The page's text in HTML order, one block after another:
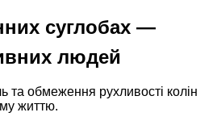
суглобах —
людей
та обмеження рухливості колін
життю.